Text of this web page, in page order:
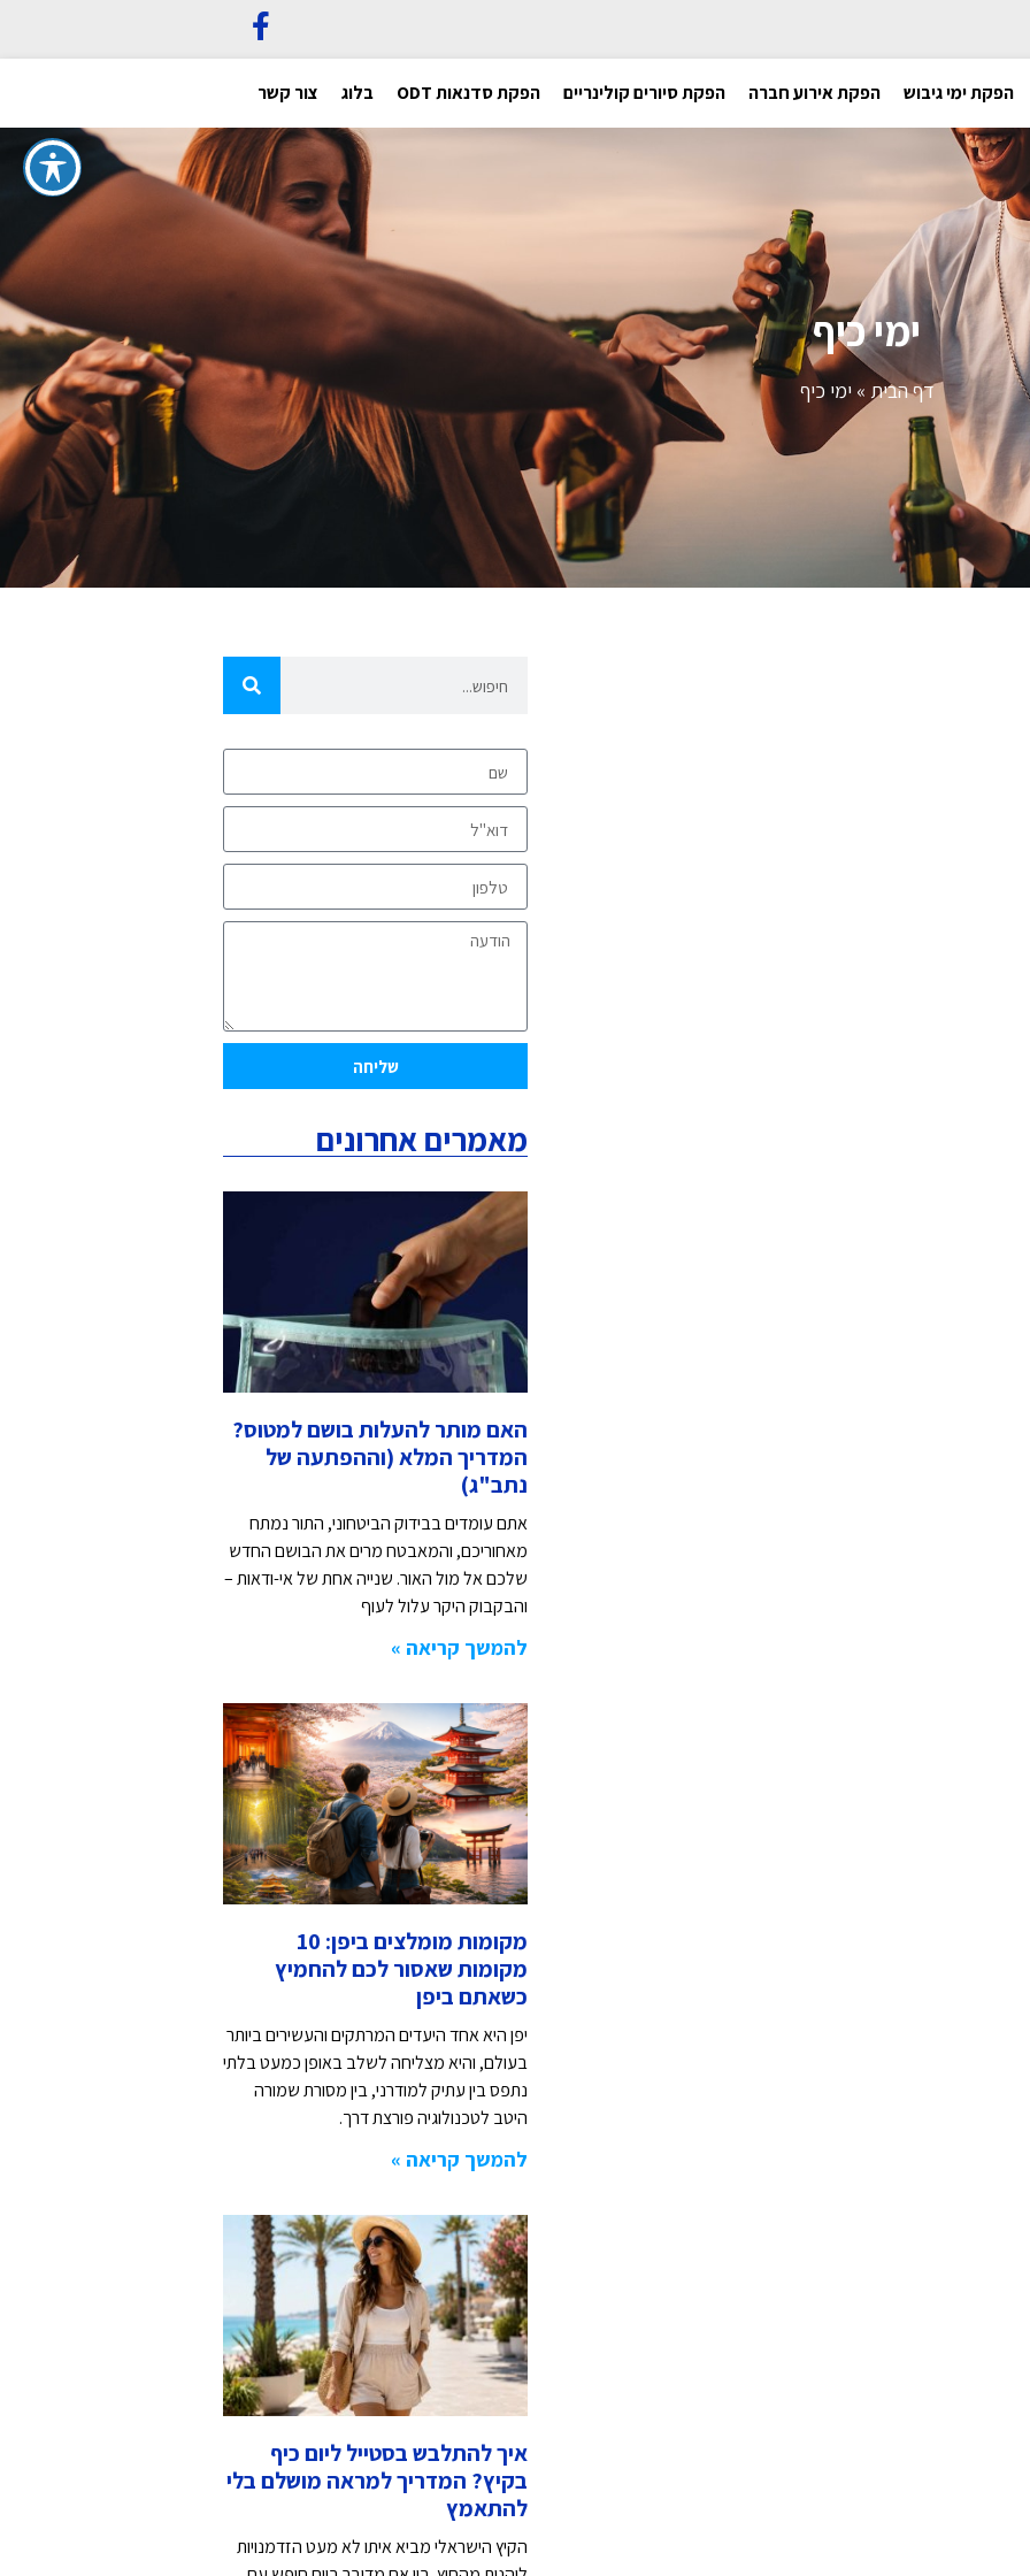
הפקת ימי גיבוש הפקת אירוע חברה הפקת סיורים קולינריים הפקת סדנאות ODT בלוג צור קשר
ימי כיף
דף הבית »ימי כיף
שליחה
מאמרים אחרונים
האם מותר להעלות בושם למטוס?
המדריך המלא (וההפתעה של
נתב"ג)
אתם עומדים בבידוק הביטחוני, התור נמתח
מאחוריכם, והמאבטח מרים את הבושם החדש
שלכם אל מול האור. שנייה אחת של אי-ודאות –
והבקבוק היקר עלול לעוף
להמשך קריאה »
מקומות מומלצים ביפן: 10
מקומות שאסור לכם להחמיץ
כשאתם ביפן
יפן היא אחד היעדים המרתקים והעשירים ביותר
בעולם, והיא מצליחה לשלב באופן כמעט בלתי
נתפס בין עתיק למודרני, בין מסורת שמורה
היטב לטכנולוגיה פורצת דרך.
להמשך קריאה »
איך להתלבש בסטייל ליום כיף
בקיץ? המדריך למראה מושלם בלי
להתאמץ
הקיץ הישראלי מביא איתו לא מעט הזדמנויות